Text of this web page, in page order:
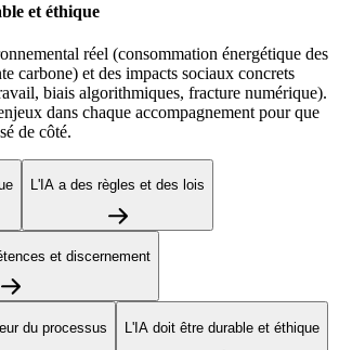
et éthique
réel (consommation énergétique des
carbone) et des impacts sociaux concrets
biais algorithmiques, fracture numérique).
dans chaque accompagnement pour que
de côté.
L'IA a des règles et des lois
et discernement
du processus L'IA doit être durable et éthique